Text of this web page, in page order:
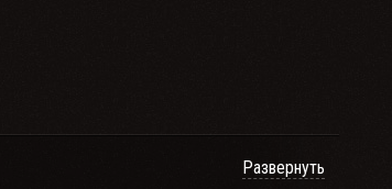
Развернуть